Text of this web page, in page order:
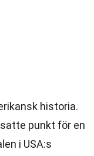
historia.
punkt för en
i USA:s